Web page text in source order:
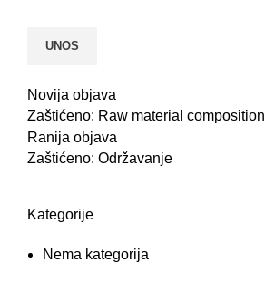
Novija objava
Zaštićeno: Raw material composition
Ranija objava
Zaštićeno: Održavanje
Kategorije
Nema kategorija